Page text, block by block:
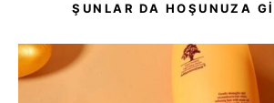
ŞUNLAR DA HOŞUNUZA